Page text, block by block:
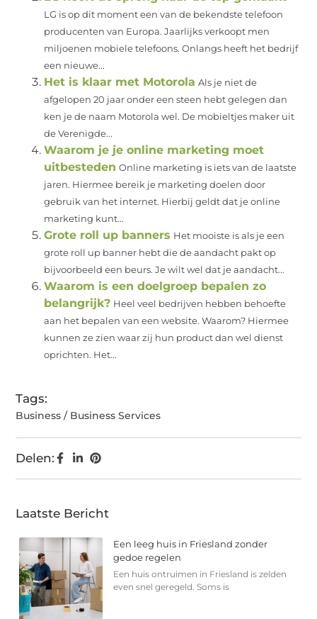
LG is op dit moment een van de bekendste telefoon
producenten van Europa. Jaarlijks verkoopt men
miljoenen mobiele telefoons. Onlangs heeft het bedrijf
een nieuwe...
Het is klaar met Motorola Als je niet de
afgelopen 20 jaar onder een steen hebt gelegen dan
ken je de naam Motorola wel. De mobieltjes maker uit
de Verenigde...
Waarom je je online marketing moet
uitbesteden Online marketing is iets van de laatste
jaren. Hiermee bereik je marketing doelen door
gebruik van het internet. Hierbij geldt dat je online
marketing kunt...
Grote roll up banners Het mooiste is als je een
grote roll up banner hebt die de aandacht pakt op
bijvoorbeeld een beurs. Je wilt wel dat je aandacht...
Waarom is een doelgroep bepalen zo
belangrijk? Heel veel bedrijven hebben behoefte
aan het bepalen van een website. Waarom? Hiermee
kunnen ze zien waar zij hun product dan wel dienst
oprichten. Het...
Tags:
Business / Business Services
Delen:
Laatste Bericht
Een leeg huis in Friesland zonder
gedoe regelen
Een huis ontruimen in Friesland is zelden
even snel geregeld. Soms is